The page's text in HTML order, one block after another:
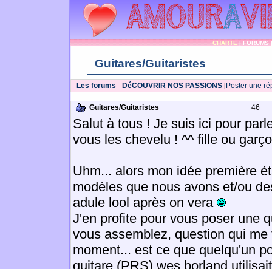
CHARTE|FORUMS
Guitares/Guitaristes
Les forums - DéCOUVRIR NOS PASSIONS [Poster une
Guitares/Guitaristes 46
Salut à tous ! Je suis ici pour
vous les chevelu ! ^^ fille ou
Uhm... alors mon idée première
modèles que nous avons et/ou
adule lool après on vera
J'en profite pour vous poser une
vous assemblez, question qui
moment... est ce que quelqu'un
guitare (PRS) wes borland